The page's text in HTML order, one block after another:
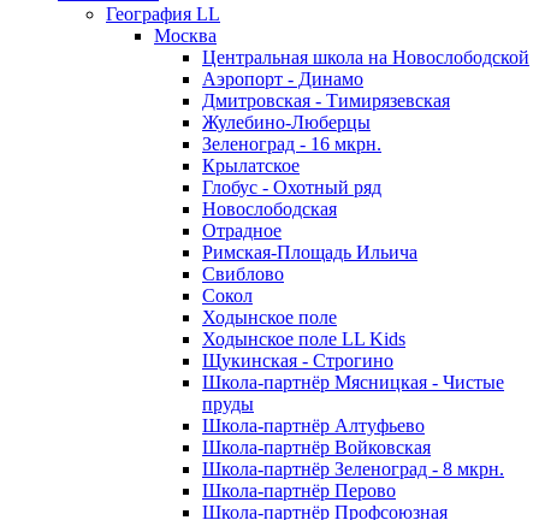
География LL
Москва
Центральная школа на Новослободской
Аэропорт - Динамо
Дмитровская - Тимирязевская
Жулебино-Люберцы
Зеленоград - 16 мкрн.
Крылатское
Глобус - Охотный ряд
Новослободская
Отрадное
Римская-Площадь Ильича
Свиблово
Сокол
Ходынское поле
Ходынское поле LL Kids
Щукинская - Строгино
Школа-партнёр Мясницкая - Чистые
пруды
Школа-партнёр Алтуфьево
Школа-партнёр Войковская
Школа-партнёр Зеленоград - 8 мкрн.
Школа-партнёр Перово
Школа-партнёр Профсоюзная